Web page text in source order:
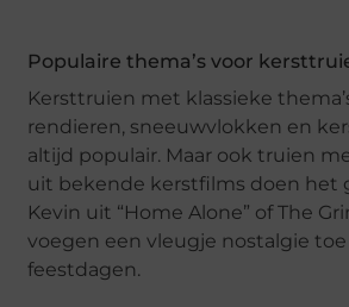
Populaire thema’s voor
Kersttruien met klassieke
rendieren, sneeuwvlokken en
altijd populair. Maar ook truien
uit bekende kerstfilms doen het
Kevin uit “Home Alone” of The
voegen een vleugje nostalgie
feestdagen.